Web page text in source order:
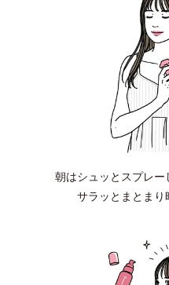
朝はシュッとスプレー
サラッとまとまり